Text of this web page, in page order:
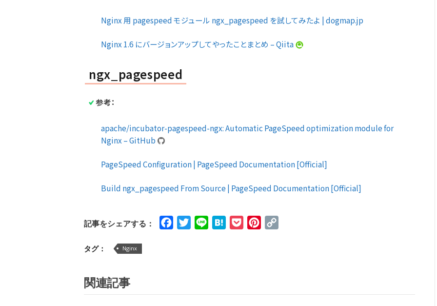
Nginx 用 pagespeed モジュール ngx_pagespeed を試してみたよ | dogmap.jp
Nginx 1.6 にバージョンアップしてやったことまとめ – Qiita
ngx_pagespeed
参考：
apache/incubator-pagespeed-ngx: Automatic PageSpeed optimization module for
Nginx – GitHub
PageSpeed Configuration | PageSpeed Documentation [Official]
Build ngx_pagespeed From Source | PageSpeed Documentation [Official]
記事をシェアする： FacebookTwitterLine HatenaPocketPinterest
タグ： Nginx
関連記事